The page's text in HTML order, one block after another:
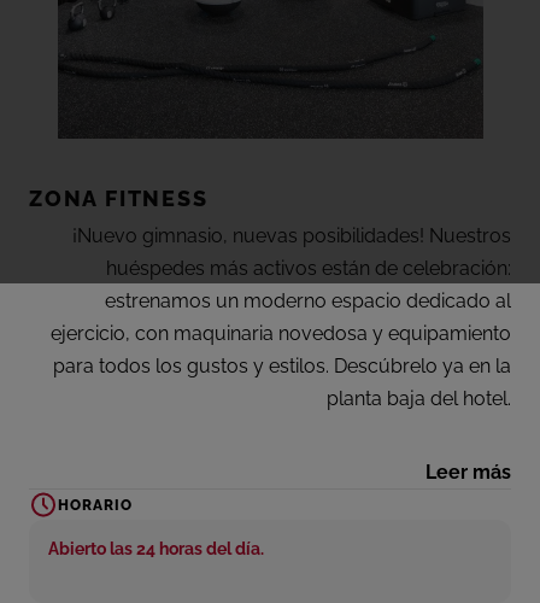
ZONA FITNESS
¡Nuevo gimnasio, nuevas posibilidades! Nuestros
huéspedes más activos están de celebración:
estrenamos un moderno espacio dedicado al
ejercicio, con maquinaria novedosa y equipamiento
para todos los gustos y estilos. Descúbrelo ya en la
planta baja del hotel.
TIEMPO PARA SENTIRTE BIEN
y cuidar de nuestro cuerpo. Ahora por fin puedes
Leer más
HORARIO
Abierto las 24 horas del día.